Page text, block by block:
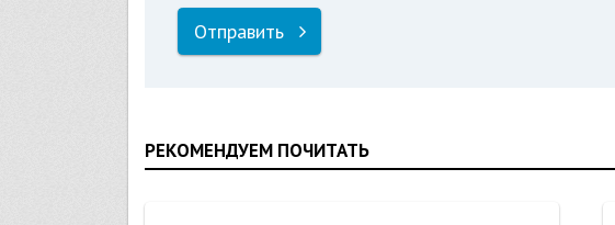
Отправить
РЕКОМЕНДУЕМ ПОЧИТАТЬ